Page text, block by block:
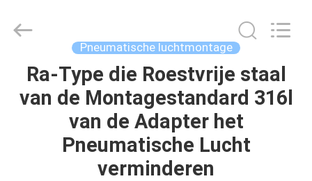
HUIS
PRODUCTEN
ONGEVEER
Export
Co.,Ltd..
Reserved.
Pneumatische luchtmontage
Ra-Type die Roestvrije staal
van de Montagestandard 316l
van de Adapter het
Pneumatische Lucht
verminderen